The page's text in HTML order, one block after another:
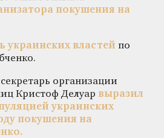
покушения на
украинских властей по
организации
Кристоф Делуар выразил
украинских
покушения на